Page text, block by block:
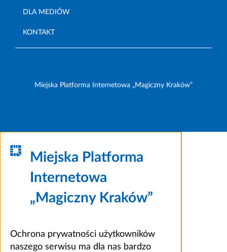
DLA MEDIÓW
KONTAKT
Miejska Platforma Internetowa „Magiczny Kraków”
Miejska Platforma
Internetowa
„Magiczny Kraków”
Ochrona prywatności użytkowników
naszego serwisu ma dla nas bardzo